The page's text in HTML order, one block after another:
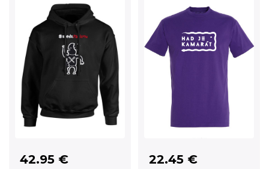
42.95 € 22.45 €